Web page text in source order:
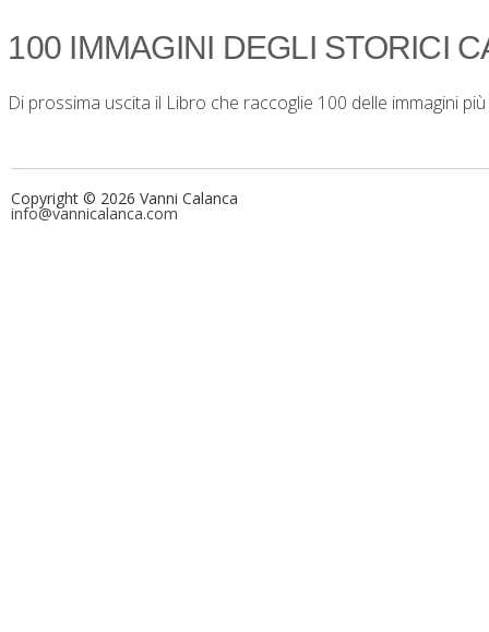
100 IMMAGINI DEGLI STORICI
Di prossima uscita il Libro che raccoglie 100 delle immagini
Copyright © 2026 Vanni Calanca
info@vannicalanca.com